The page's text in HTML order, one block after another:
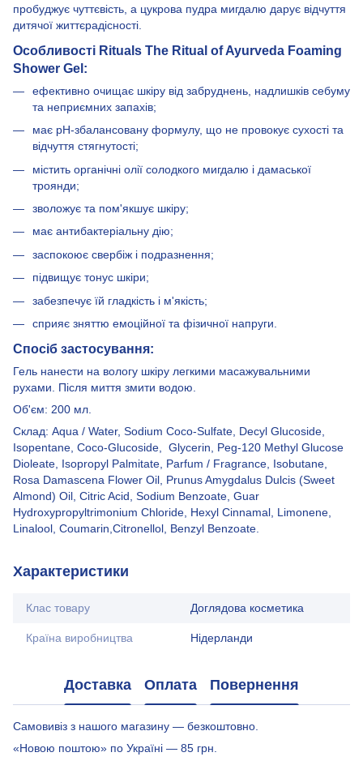
пробуджує чуттєвість, а цукрова пудра мигдалю дарує відчуття
дитячої життєрадісності.
Особливості Rituals The Ritual of Ayurveda Foaming
Shower Gel:
ефективно очищає шкіру від забруднень, надлишків себуму
та неприємних запахів;
має рН-збалансовану формулу, що не провокує сухості та
відчуття стягнутості;
містить органічні олії солодкого мигдалю і дамаської
троянди;
зволожує та пом'якшує шкіру;
має антибактеріальну дію;
заспокоює свербіж і подразнення;
підвищує тонус шкіри;
забезпечує їй гладкість і м'якість;
сприяє зняттю емоційної та фізичної напруги.
Спосіб застосування:
Гель нанести на вологу шкіру легкими масажувальними
рухами. Після миття змити водою.
Об'єм: 200 мл.
Склад: Aqua / Water, Sodium Coco-Sulfate, Decyl Glucoside,
Isopentane, Coco-Glucoside, Glycerin, Peg-120 Methyl Glucose
Dioleate, Isopropyl Palmitate, Parfum / Fragrance, Isobutane,
Rosa Damascena Flower Oil, Prunus Amygdalus Dulcis (Sweet
Almond) Oil, Citric Acid, Sodium Benzoate, Guar
Hydroxypropyltrimonium Chloride, Hexyl Cinnamal, Limonene,
Linalool, Coumarin,Citronellol, Benzyl Benzoate.
Характеристики
Клас товару Доглядова косметика
Країна виробництва Нідерланди
Доставка Оплата Повернення
Самовивіз з нашого магазину — безкоштовно.
«Новою поштою» по Україні — 85 грн.